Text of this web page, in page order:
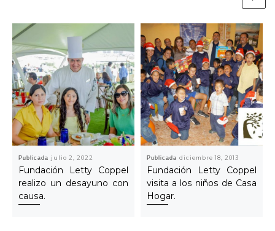
Publicada julio 2, 2022
Fundación Letty Coppel
realizo un desayuno con
causa.
Publicadadiciembre 18, 2013
Fundación Letty Coppel
visita a los niños de Casa
Hogar.